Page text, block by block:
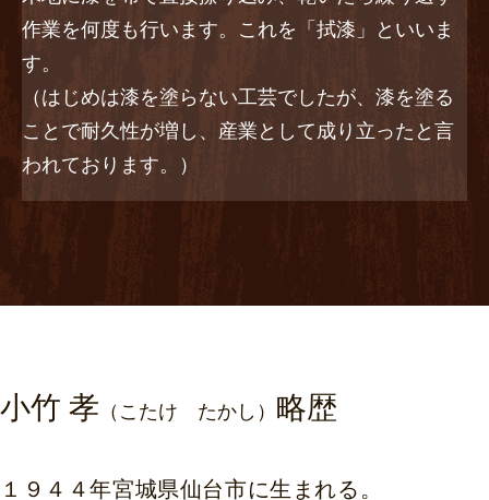
作業を何度も行います。これを「拭漆」といいま
す。
（はじめは漆を塗らない工芸でしたが、漆を塗る
ことで耐久性が増し、産業として成り立ったと言
われております。）
小竹 孝 （こたけ たかし） 略歴
１９４４年宮城県仙台市に生まれる。